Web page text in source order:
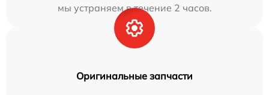
мы устраняем в течение 2 часов.
Оригинальные запчасти